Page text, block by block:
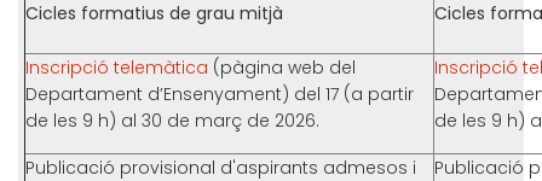
Cicles formatius de grau mitjà Cicles
Inscripció telemàtica (pàgina web del
Departament d’Ensenyament) del 17 (a partir
de les 9 h) al 30 de març de 2026.
Inscripció
de les 9 h)
Publicació provisional d'aspirants admesos i
Publicació